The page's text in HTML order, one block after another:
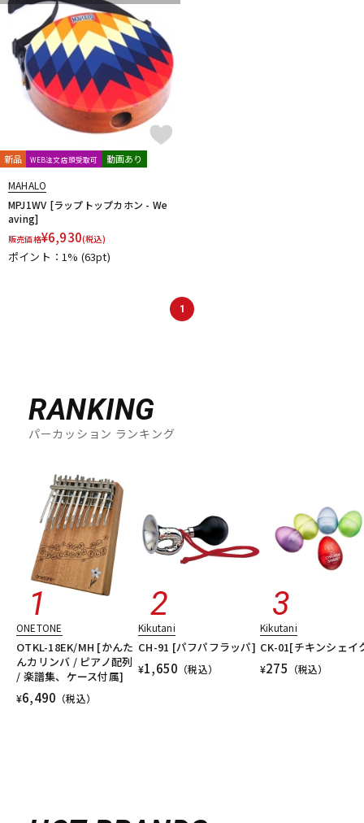
新品 WEB注文店頭受取可 動画あり
MAHALO
MPJ1WV [ラップトップカホン - We
aving]
販売価格¥6,930(税込)
ポイント：1% (63pt)
1
RANKING
パーカッション ランキング
ONETONE
OTKL-18EK/MH [かんた
んカリンバ / ピアノ配列
/ 楽譜集、ケース付属]
¥6,490 （税込）
Kikutani
CH-91 [パフパフラッパ]
¥1,650 （税込）
Kikutani
CK-01[チキンシェイ
¥275 （税込）